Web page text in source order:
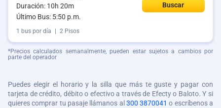
Duración: 10h 20m
Último Bus: 5:50 p.m.
Buscar
1 bus por día 2 Pisos
*Precios calculados semanalmente, pueden estar sujetos a cambios por
parte del operador
Puedes elegir el horario y la silla que más te guste y pagar con
tarjeta de crédito, débito o efectivo a través de Efecty o Baloto. Y si
quieres comprar tu pasaje llámanos al 300 3870041 o escríbenos a